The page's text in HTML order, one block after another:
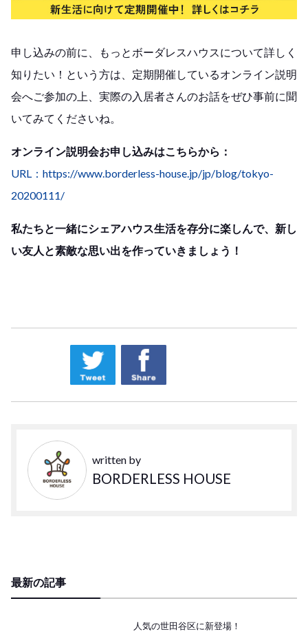
申し込みの前に、もっとボーダレスハウスについて詳しく
知りたい！という方は、定期開催しているオンライン説明
会へご参加の上、実際の入居者さんのお話をぜひ事前に聞
いてみてくださいね。
オンライン説明会お申し込みはこちらから：
URL：https://www.borderless-house.jp/jp/blog/tokyo-
20200111/
私たちと一緒にシェアハウス生活を存分に楽しんで、新し
い友人と素敵な思い出を作っていきましょう！
written by
BORDERLESS HOUSE
最新の記事
人気の世田谷区に新登場！